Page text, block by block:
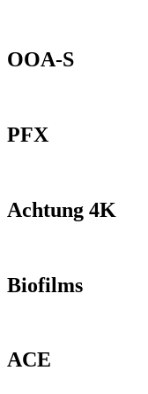
OOA-S
PFX
Achtung 4K
Biofilms
ACE